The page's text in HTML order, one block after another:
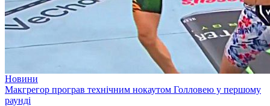
Новини
Макгрегор програв технічним нокаутом Голловею у першому
раунді